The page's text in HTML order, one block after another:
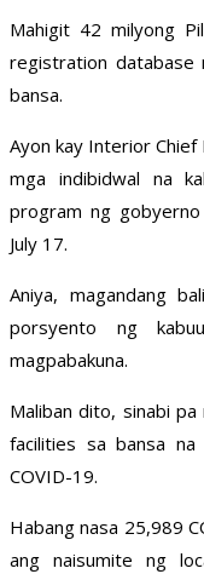
Mahigit 42 milyong
registration database
bansa.
Ayon kay Interior
mga indibidwal na
program ng
July 17.
Aniya, magandang
porsyento ng
magpabakuna.
Maliban dito, sinabi
facilities sa bansa
COVID-19.
Habang nasa 25,989
ang naisumite ng